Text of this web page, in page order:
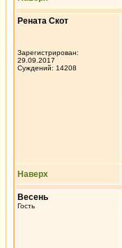
Рената Скот
Зарегистрирован:
29.09.2017
Суждений: 14208
Наверх
Весень
Гость